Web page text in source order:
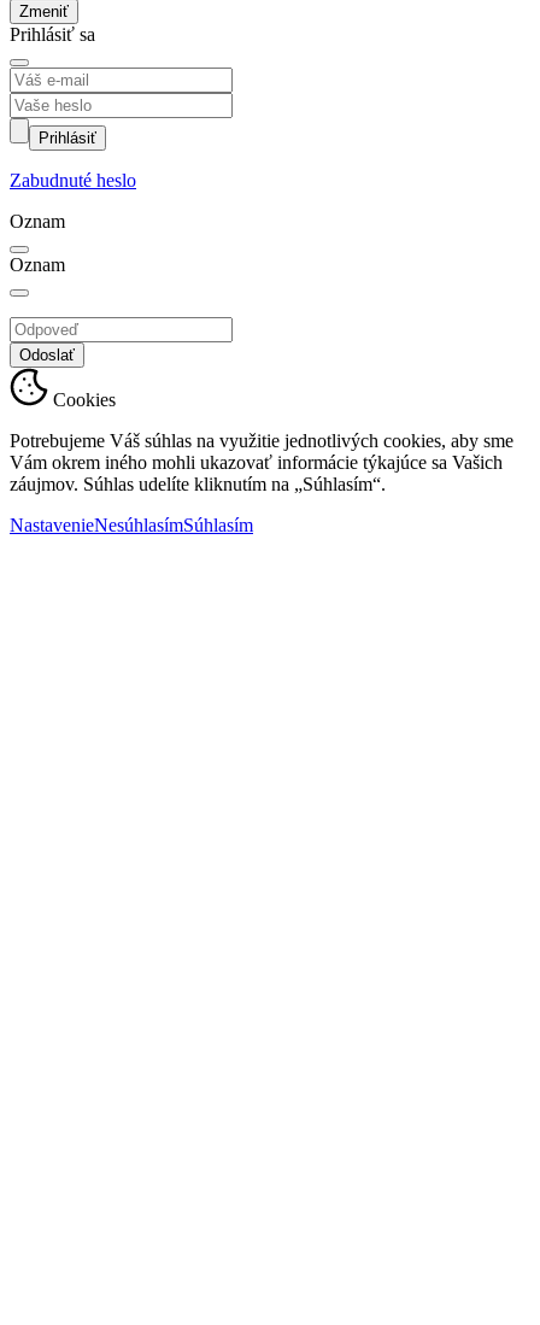
Zmeniť
Prihlásiť sa
Prihlásiť
Zabudnuté heslo
Oznam
Oznam
Odoslať
Cookies
Potrebujeme Váš súhlas na využitie jednotlivých cookies, aby sme
Vám okrem iného mohli ukazovať informácie týkajúce sa Vašich
záujmov. Súhlas udelíte kliknutím na „Súhlasím“.
NastavenieNesúhlasímSúhlasím